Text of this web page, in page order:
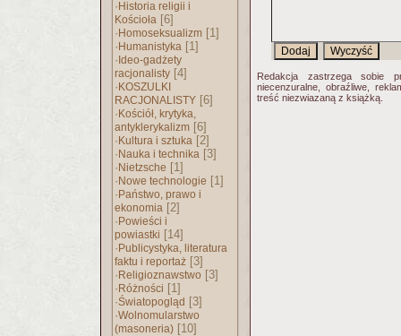
· Historia religii i
Kościoła [6]
· Homoseksualizm [1]
· Humanistyka [1]
· Ideo-gadżety
racjonalisty [4]
· KOSZULKI
RACJONALISTY [6]
· Kościół, krytyka,
antyklerykalizm [6]
· Kultura i sztuka [2]
· Nauka i technika [3]
· Nietzsche [1]
· Nowe technologie [1]
· Państwo, prawo i
ekonomia [2]
· Powieści i
powiastki [14]
· Publicystyka, literatura
faktu i reportaż [3]
· Religioznawstwo [3]
· Różności [1]
·Światopogląd [3]
·Wolnomularstwo
(masoneria) [10]
Redakcja zastrzega sobie
niecenzuralne, obraźliwe,
treść niezwiazaną z książką.